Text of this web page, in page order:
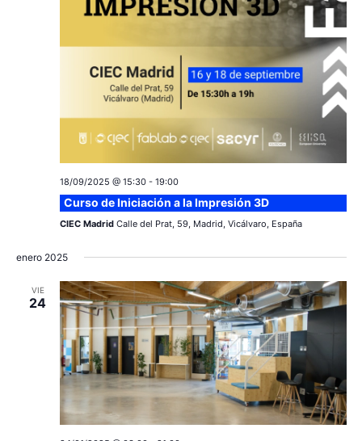
18/09/2025 @ 15:30- 19:00
Curso de Iniciación a la Impresión 3D
CIEC Madrid Calle del Prat, 59, Madrid, Vicálvaro, España
enero 2025
VIE
24